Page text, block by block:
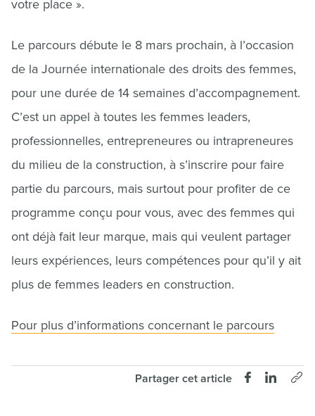
votre place ».
Le parcours débute le 8 mars prochain, à l’occasion
de la Journée internationale des droits des femmes,
pour une durée de 14 semaines d’accompagnement.
C’est un appel à toutes les femmes leaders,
professionnelles, entrepreneures ou intrapreneures
du milieu de la construction, à s’inscrire pour faire
partie du parcours, mais surtout pour profiter de ce
programme conçu pour vous, avec des femmes qui
ont déjà fait leur marque, mais qui veulent partager
leurs expériences, leurs compétences pour qu’il y ait
plus de femmes leaders en construction.
Pour plus d’informations concernant le parcours
Partager cet article